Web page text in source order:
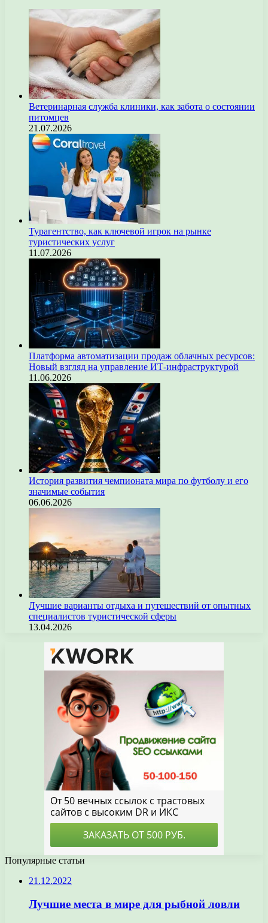
Ветеринарная служба клиники, как забота о состоянии
питомцев
21.07.2026
Турагентство, как ключевой игрок на рынке
туристических услуг
11.07.2026
Платформа автоматизации продаж облачных ресурсов:
Новый взгляд на управление ИТ-инфраструктурой
11.06.2026
История развития чемпионата мира по футболу и его
значимые события
06.06.2026
Лучшие варианты отдыха и путешествий от опытных
специалистов туристической сферы
13.04.2026
Популярные статьи
21.12.2022
Лучшие места в мире для рыбной ловли